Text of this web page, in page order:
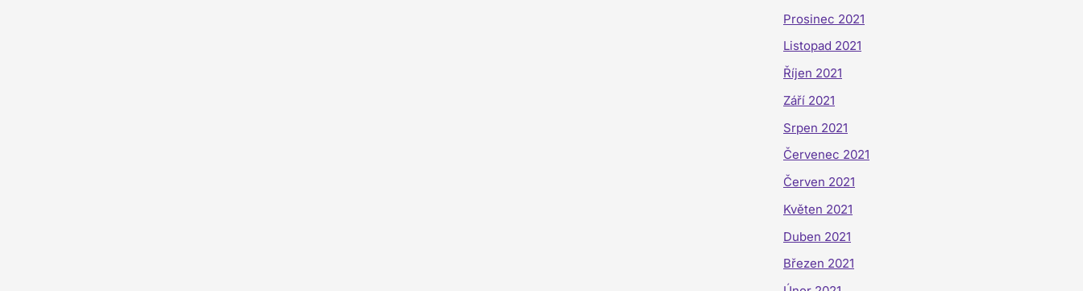
Prosinec 2021
Listopad 2021
Říjen 2021
Září 2021
Srpen 2021
Červenec 2021
Červen 2021
Květen 2021
Duben 2021
Březen 2021